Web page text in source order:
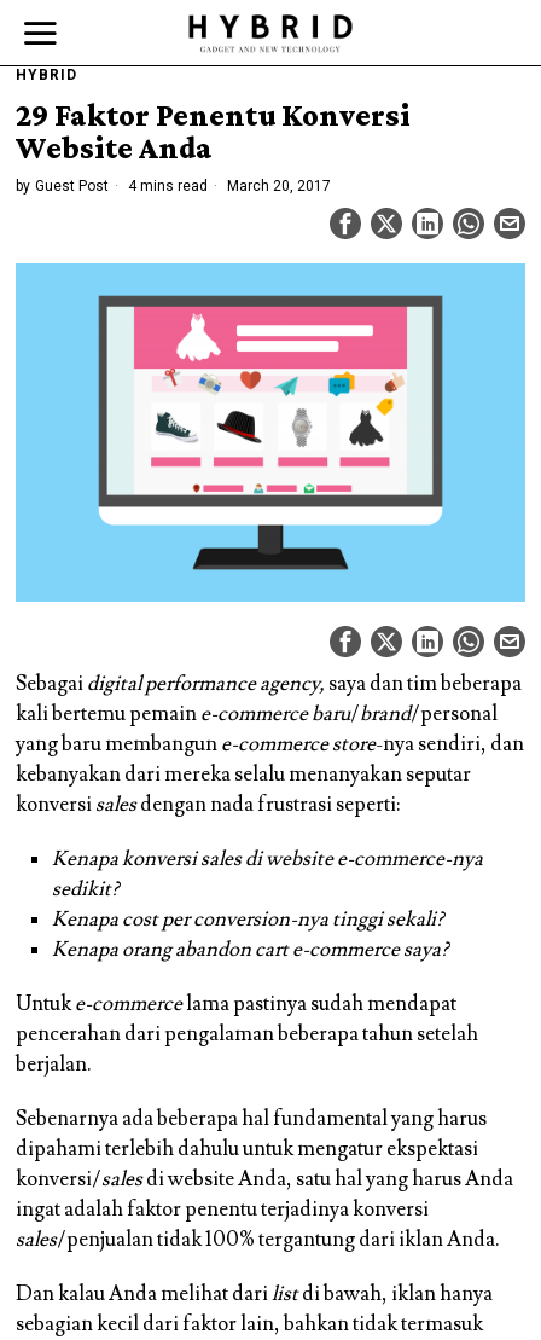
HYBRID
29 Faktor Penentu Konversi
Website Anda
by Guest Post 4 mins read March 20, 2017
Sebagaidigital performance agency, saya dan tim beberapa
kali bertemu pemaine-commerce baru/brand/personal
yang baru membangune-commerce store-nya sendiri, dan
kebanyakan dari mereka selalu menanyakan seputar
konversisalesdengan nada frustrasi seperti:
Kenapa konversi sales di website e-commerce-nya
sedikit?
Kenapa cost per conversion-nya tinggi sekali?
Kenapa orang abandon cart e-commerce saya?
Untuke-commercelama pastinya sudah mendapat
pencerahan dari pengalaman beberapa tahun setelah
berjalan.
Sebenarnya ada beberapa hal fundamental yang harus
dipahami terlebih dahulu untuk mengatur ekspektasi
konversi/salesdi website Anda, satu hal yang harus Anda
ingat adalahfaktor penentu terjadinya konversi
sales/penjualan tidak 100% tergantung dari iklan Anda.
Dan kalau Anda melihat darilistdi bawah, iklan hanya
sebagian kecil dari faktor lain, bahkan tidak termasuk